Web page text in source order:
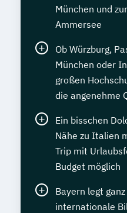
München und
Ammersee
Ob Würzburg,
München oder
großen
die angenehme
Ein bisschen
Nähe zu Italien
Trip mit
Budget möglich
Bayern legt
internationale